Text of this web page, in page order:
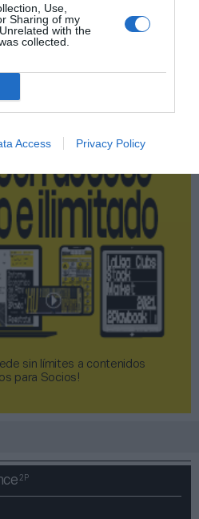
Use,
Sharing of my
with the
collected.
Access Privacy Policy
sin límites a contenidos
para Socios!​​​​​​​
2P